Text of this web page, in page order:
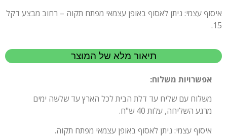
איסוף עצמי: ניתן לאסוף באופן עצמאי מפתח תקוה – רחוב מבצע דקל
15.
תיאור מלא של המוצר
אפשרויות משלוח:
משלוח עם שליח עד דלת הבית לכל הארץ עד שלשה ימים
מרגע השליחה, עלות 40 ש"ח.
איסוף עצמי: ניתן לאסוף באופן עצמאי מפתח תקוה.